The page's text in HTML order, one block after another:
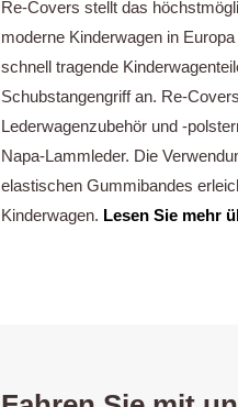
Re-Covers stellt das
moderne Kinderwagen in
schnell tragende
Schubstangengriff an. Re-
Lederwagenzubehör und -
Napa-Lammleder. Die
elastischen Gummibandes
Kinderwagen. Lesen Sie mehr